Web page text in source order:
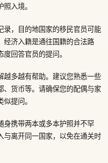
入境。
录，目的地国家的移民官员可能
经济入籍是通往国籍的合法路
回答官员的提问。
越多越有帮助。建议您熟悉一些
、货币等。请确保您的配偶与家
提问。
身携带两本或多本护照并不罕
与离开同一国家，以免在通关时